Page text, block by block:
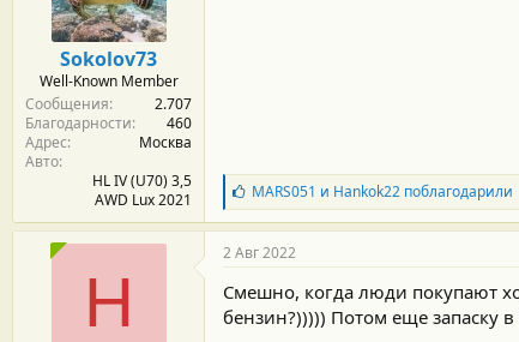
Sokolov73
Well-Known Member
Сообщения
2.707
Благодарности
460
Адрес
Москва
Авто
HL IV (U70) 3,5
AWD Lux 2021
Б
л
а
г
о
д
а
р
MARS051 и Hankok22поблагодарили
H
2 Авг 2022
Смешно, когда люди покупают
бензин?))))) Потом еще запаску